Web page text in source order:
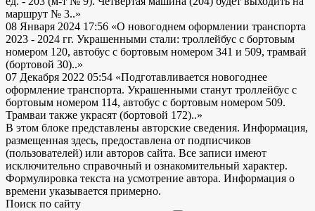
маршрут № 3..»
08 Января 2024 17:56 «О новогоднем оформлении транспорта
2023 - 2024 гг. Украшенными стали: троллейбус с бортовым
номером 120, автобус с бортовым номером 341 и 509, трамвай
(бортовой 30)..»
07 Декабря 2022 05:54 «Подготавливается новогоднее
оформление транспорта. Украшенными станут троллейбус с
бортовым номером 114, автобус с бортовым номером 509.
Трамваи также украсят (бортовой 172)..»
В этом блоке представлены авторские сведения. Информация,
размещенная здесь, предоставлена от подписчиков
(пользователей) или авторов сайта. Все записи имеют
исключительно справочный и ознакомительный характер.
Формулировка текста на усмотрение автора. Информация о
времени указывается примерно.
Поиск по сайту